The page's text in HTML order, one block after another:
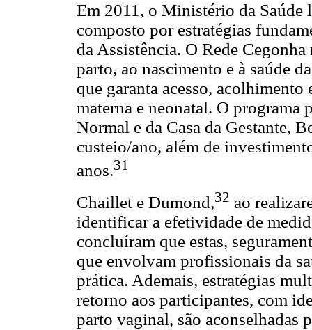
Em 2011, o Ministério da Saúde
composto por estratégias
da Assistência. O Rede
parto, ao nascimento e à saúde
que garanta acesso,
materna e neonatal. O programa
Normal e da Casa da Gestante,
custeio/ano, além de
anos.31
Chaillet e Dumond,32 ao
identificar a efetividade de
concluíram que estas,
que envolvam profissionais da
prática. Ademais, estratégias
retorno aos participantes, com
parto vaginal, são aconselhadas